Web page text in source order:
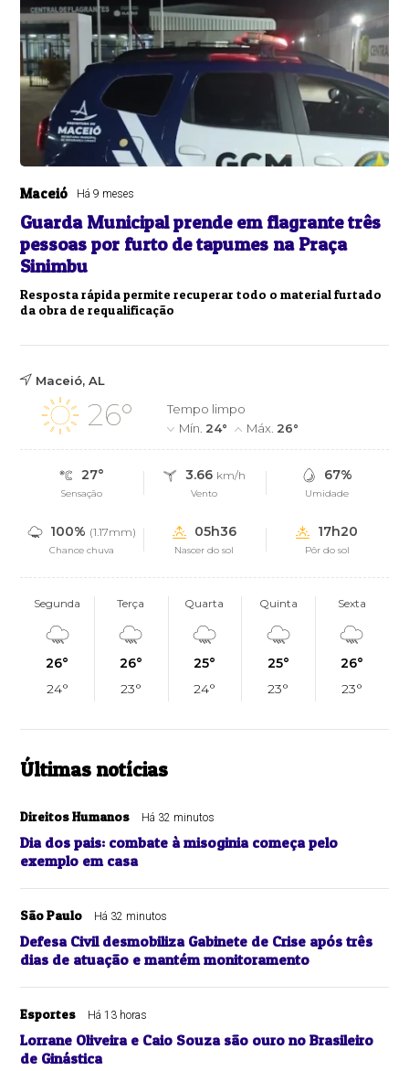
Maceió Há 9 meses
Guarda Municipal prende em flagrante três
pessoas por furto de tapumes na Praça
Sinimbu
Resposta rápida permite recuperar todo o material furtado
da obra de requalificação
Maceió, AL
26°
Tempo limpo
Mín. 24° Máx. 26°
27°
Sensação
3.66 km/h
Vento
67%
Umidade
100% (1.17mm)
Chance chuva
05h36
Nascer do sol
17h20
Pôr do sol
Segunda
26°
24°
Terça
26°
23°
Quarta
25°
24°
Quinta
25°
23°
Sexta
26°
23°
Últimas notícias
Direitos Humanos Há 32 minutos
Dia dos pais: combate à misoginia começa pelo
exemplo em casa
São Paulo Há 32 minutos
Defesa Civil desmobiliza Gabinete de Crise após três
dias de atuação e mantém monitoramento
Esportes Há 13 horas
Lorrane Oliveira e Caio Souza são ouro no Brasileiro
de Ginástica